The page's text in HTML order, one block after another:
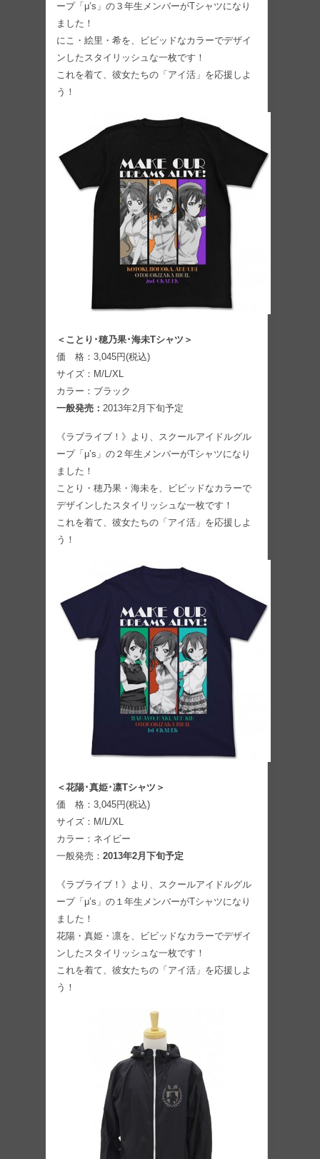
ープ「μ’s」の３年生メンバーがTシャツになり
ました！
にこ・絵里・希を、ビビッドなカラーでデザイ
ンしたスタイリッシュな一枚です！
これを着て、彼女たちの「アイ活」を応援しよ
う！
＜ことり･穂乃果･海未Tシャツ＞
価 格：3,045円(税込)
サイズ：M/L/XL
カラー：ブラック
一般発売： 2013年2月下旬予定
《ラブライブ！》より、スクールアイドルグル
ープ「μ’s」の２年生メンバーがTシャツになり
ました！
ことり・穂乃果・海未を、ビビッドなカラーで
デザインしたスタイリッシュな一枚です！
これを着て、彼女たちの「アイ活」を応援しよ
う！
＜花陽･真姫･凛Tシャツ＞
価 格：3,045円(税込)
サイズ：M/L/XL
カラー：ネイビー
一般発売： 2013年2月下旬予定
《ラブライブ！》より、スクールアイドルグル
ープ「μ’s」の１年生メンバーがTシャツになり
ました！
花陽・真姫・凛を、ビビッドなカラーでデザイ
ンしたスタイリッシュな一枚です！
これを着て、彼女たちの「アイ活」を応援しよ
う！